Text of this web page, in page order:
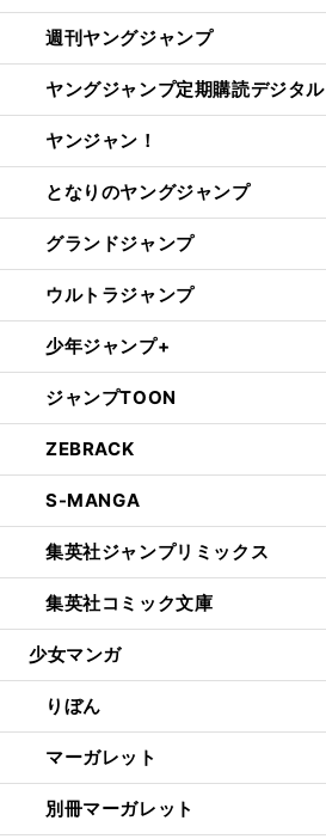
週刊ヤングジャンプ
ヤングジャンプ定期購読デジタル
ヤンジャン！
となりのヤングジャンプ
グランドジャンプ
ウルトラジャンプ
少年ジャンプ+
ジャンプTOON
ZEBRACK
S-MANGA
集英社ジャンプリミックス
集英社コミック文庫
少女マンガ
りぼん
マーガレット
別冊マーガレット